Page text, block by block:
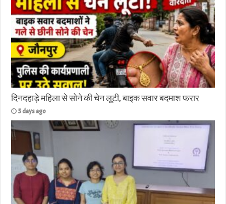
दिनदहाड़े महिला से सोने की चेन लूटी, बाइक सवार बदमाश फरार
5 days ago